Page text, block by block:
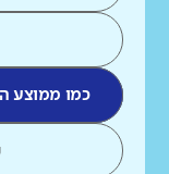
כמו ממוצע